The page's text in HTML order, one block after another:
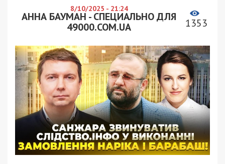
8/10/2025 - 21:24
АННА БАУМАН - СПЕЦИАЛЬНО ДЛЯ
49000.COM.UA
1353